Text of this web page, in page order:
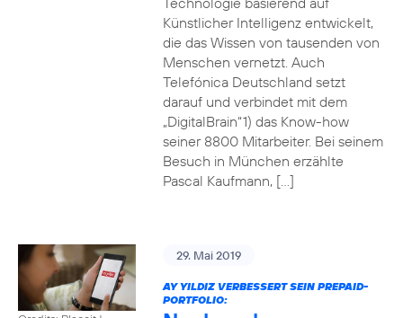
Künstlicher Intelligenz entwickelt,
die das Wissen von tausenden von
Menschen vernetzt. Auch
Telefónica Deutschland setzt
darauf und verbindet mit dem
„DigitalBrain“1) das Know-how
seiner 8800 Mitarbeiter. Bei seinem
Besuch in München erzählte
Pascal Kaufmann, […]
29. Mai 2019
AY YILDIZ VERBESSERT SEIN PREPAID-
PORTFOLIO: